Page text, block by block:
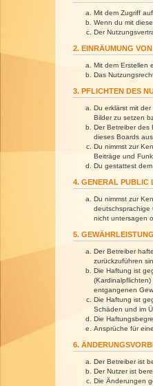
Mit dem Zugriff
Wenn du mit
Der
2. EINRÄUMUNG
Mit dem Erstellen
Das
3. PFLICHTEN DES
Du erklärst mit
Bilder zu setzen
Der Betreiber des
dieses Boards
Du nimmst zur
Beiträge und
Du gestattest
4. GENERAL PUBLIC
Du nimmst zur
deutschsprachige
nicht untersagen
5. GEWÄHRLEISTUNG
Der Betreiber
zurückzuführen
Die Haftung ist
entgangenen
Die Haftung ist
Schäden und im
Die
Ansprüche für
6.
Der Betreiber ist
Der Nutzer ist
Die Änderungen